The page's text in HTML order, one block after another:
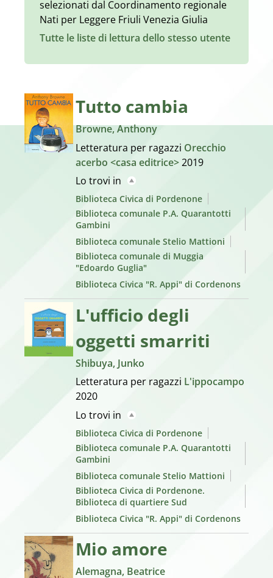
selezionati dal Coordinamento regionale
Nati per Leggere Friuli Venezia Giulia
Tutte le liste di lettura dello stesso utente
Tutto cambia
Browne, Anthony
Letteratura per ragazzi Orecchio
acerbo <casa editrice>2019
Lo trovi in
Biblioteca Civica di Pordenone
Biblioteca comunale P.A. Quarantotti
Gambini
Biblioteca comunale Stelio Mattioni
Biblioteca comunale di Muggia
"Edoardo Guglia"
Biblioteca Civica "R. Appi" di Cordenons
L'ufficio degli
oggetti smarriti
Shibuya, Junko
Letteratura per ragazzi L'ippocampo
2020
Lo trovi in
Biblioteca Civica di Pordenone
Biblioteca comunale P.A. Quarantotti
Gambini
Biblioteca comunale Stelio Mattioni
Biblioteca Civica di Pordenone.
Biblioteca di quartiere Sud
Biblioteca Civica "R. Appi" di Cordenons
Mio amore
Alemagna, Beatrice